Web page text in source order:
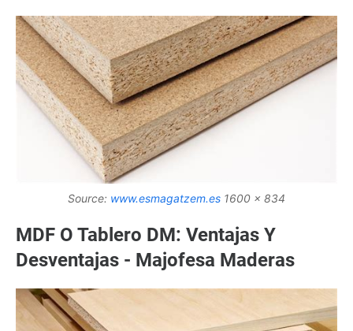
Source: www.esmagatzem.es 1600 x 834
MDF O Tablero DM: Ventajas Y
Desventajas - Majofesa Maderas